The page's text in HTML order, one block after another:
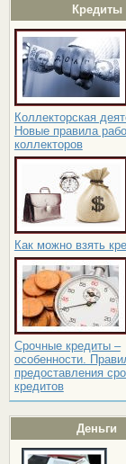
Кредиты
Коллекторская
Новые правила
коллекторов
Как можно взять
Срочные кредиты –
особенности.
предоставления
кредитов
Деньги